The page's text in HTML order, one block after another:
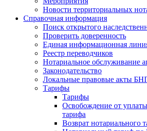
Новости территориальных
Справочная информация
Поиск открытого
Проверить доверенность
Единая информационная
Реестр переводчиков
Нотариальное обслуживание
Законодательство
Локальные правовые акты
Тарифы
Тарифы
Освобождение от
тарифа
Возврат нотариального